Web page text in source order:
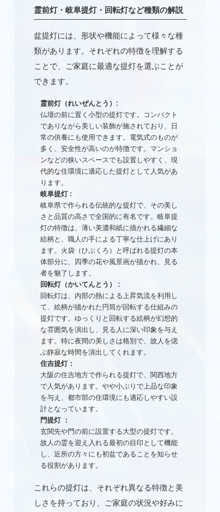
霊前灯・岐阜提灯・回転灯など種類の解説
盆提灯には、形状や機能によって様々な種
類があります。それぞれの特徴を理解する
ことで、ご家庭に最適な提灯を選ぶことが
できます。
霊前灯（れいぜんとう） :
仏壇の前に置く小型の提灯です。コンパクト
でありながら美しい装飾が施されており、日
常の供養にも使用できます。電気式のものが
多く、安全性が高いのが特徴です。マンショ
ンなどの狭いスペースでも設置しやすく、現
代的な住環境に適応した提灯として人気があ
ります。
岐阜提灯 :
岐阜県で作られる伝統的な提灯で、その美し
さと品質の高さで全国的に有名です。岐阜提
灯の特徴は、薄い美濃和紙に描かれる繊細な
絵柄と、職人の手による丁寧な仕上げにあり
ます。火袋（ひぶくろ）と呼ばれる提灯の本
体部分に、四季の花や風景画が描かれ、見る
者を魅了します。
回転灯（かいてんとう） :
回転灯は、内部の熱による上昇気流を利用し
て、絵柄が描かれた円筒が回転する仕組みの
提灯です。ゆっくりと回転する絵柄が幻想的
な雰囲気を演出し、見る人に深い印象を与え
ます。特に夜間の美しさは格別で、故人を偲
ぶ静寂な時間を演出してくれます。
住吉提灯：
大阪の住吉地方で作られる提灯で、関西地方
で人気があります。やや小ぶりで上品な印象
を与え、都市部の住環境にも適応しやすい設
計となっています。
門提灯 ：
玄関先や門の前に設置する大型の提灯です。
故人の霊を迎え入れる最初の目印として機能
し、近所の方々にも初盆であることを知らせ
る役割があります。
これらの提灯は、それぞれ異なる特徴と美
しさを持っており、ご家庭の状況や好みに